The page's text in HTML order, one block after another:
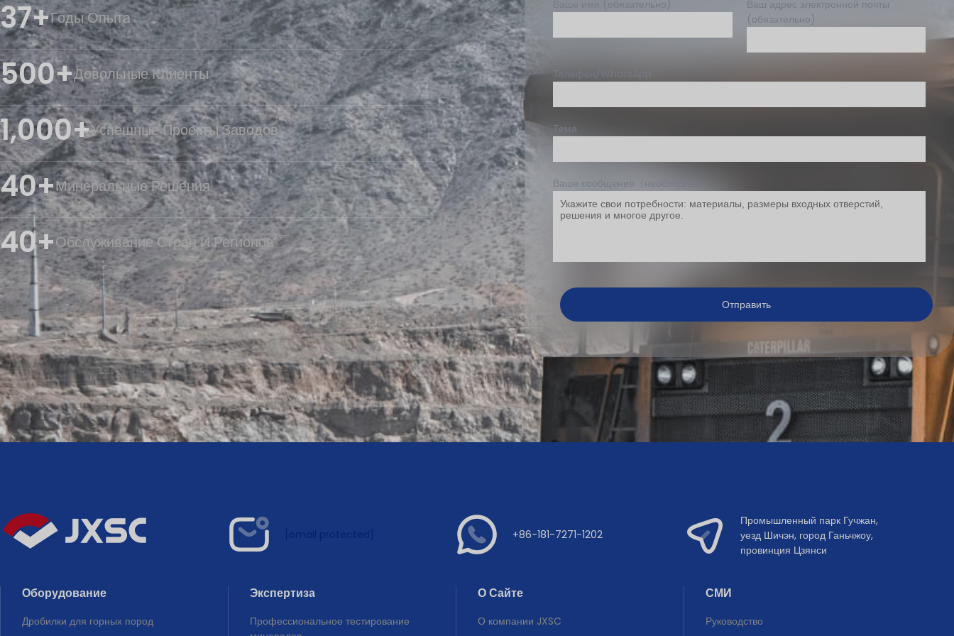
37+Годы Опыта
500+Довольные Клиенты
1,000+Успешные Проекты Заводов
40+Минеральные Решения
40+Обслуживание Стран И Регионов
Ваше имя (обязательно)
Ваш адрес электронной почты
(обязательно)
Телефон/WhatsApp
Тема
Ваше сообщение（необходимо）
+86-181-7271-1202
Промышленный парк Гучжан,
уезд Шичэн, город Ганьчжоу,
провинция Цзянси
Оборудование
Дробилки для горных пород
Экспертиза
Профессиональное тестирование
О Сайте
О компании JXSC
СМИ
Руководство